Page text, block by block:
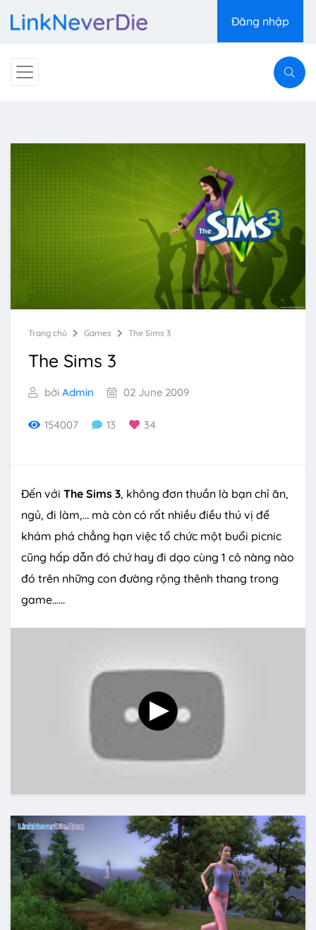
Đăng nhập
Trang chủ Games The Sims 3
The Sims 3
bởi Admin 02 June 2009
154007 13 34
Đến với The Sims 3, không đơn thuần là bạn chỉ ăn,
ngủ, đi làm,… mà còn có rất nhiều điều thú vị để
khám phá chẳng hạn việc tổ chức một buổi picnic
cũng hấp dẫn đó chứ hay đi dạo cùng 1 cô nàng nào
đó trên những con đường rộng thênh thang trong
game......